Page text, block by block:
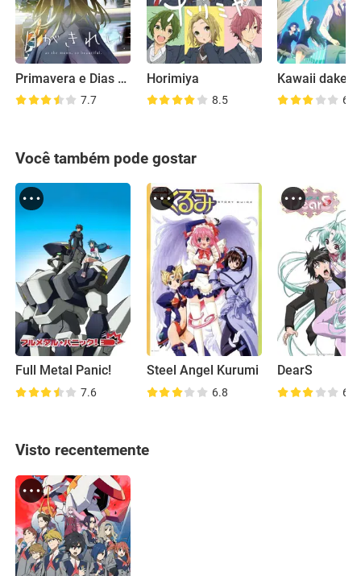
Primavera e Dias Difíceis
7.7
Horimiya
8.5 6.7
Você também pode gostar
Full Metal Panic!
7.6
Steel Angel Kurumi
6.8
DearS
6.3
Visto recentemente